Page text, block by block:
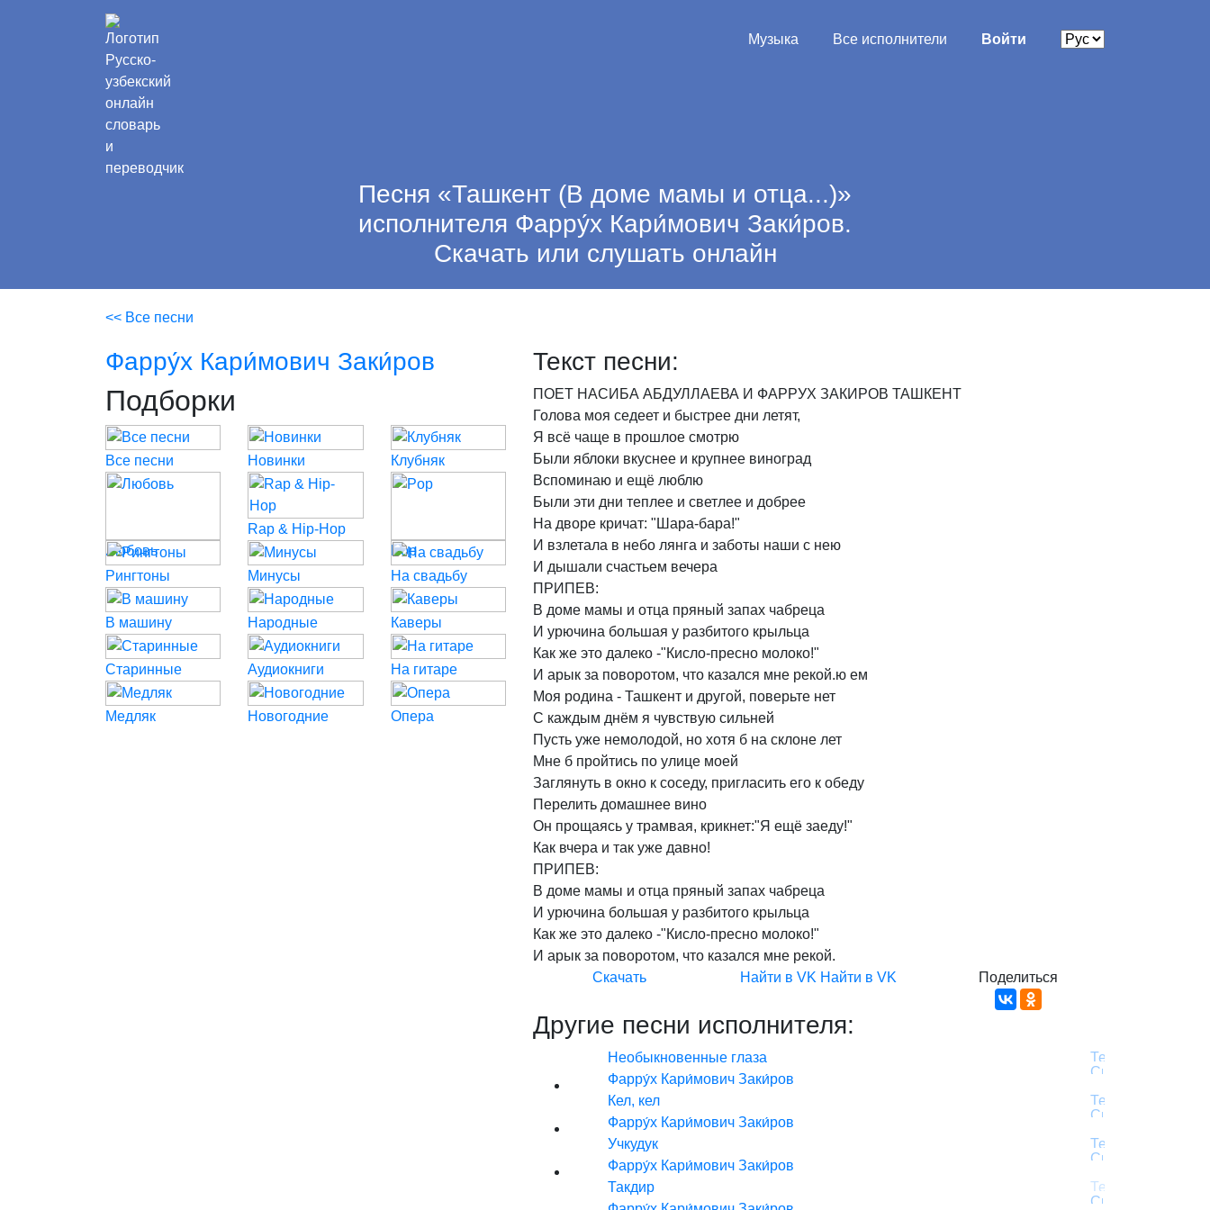
Музыка Все исполнители Войти
Песня «Ташкент (В доме мамы и отца...)»
исполнителя Фарру́х Кари́мович Заки́ров.
Скачать или слушать онлайн
<< Все песни
Текст песни:
ПОЕТ НАСИБА АБДУЛЛАЕВА И ФАРРУХ ЗАКИРОВ ТАШКЕНТ
Голова моя седеет и быстрее дни летят,
Я всё чаще в прошлое смотрю
Были яблоки вкуснее и крупнее виноград
Вспоминаю и ещё люблю
Были эти дни теплее и светлее и добрее
На дворе кричат: "Шара-бара!"
И взлетала в небо лянга и заботы наши с нею
И дышали счастьем вечера
ПРИПЕВ:
В доме мамы и отца пряный запах чабреца
И урючина большая у разбитого крыльца
Как же это далеко -"Кисло-пресно молоко!"
И арык за поворотом, что казался мне рекой.ю ем
Моя родина - Ташкент и другой, поверьте нет
С каждым днём я чувствую сильней
Пусть уже немолодой, но хотя б на склоне лет
Мне б пройтись по улице моей
Заглянуть в окно к соседу, пригласить его к обеду
Перелить домашнее вино
Он прощаясь у трамвая, крикнет:"Я ещё заеду!"
Как вчера и так уже давно!
ПРИПЕВ:
В доме мамы и отца пряный запах чабреца
И урючина большая у разбитого крыльца
Как же это далеко -"Кисло-пресно молоко!"
И арык за поворотом, что казался мне рекой.
Скачать
Найти в VK Найти в VK Поделиться
Другие песни исполнителя:
Необыкновенные глаза
Фарру́х Кари́мович Заки́ров
Кел, кел
Фарру́х Кари́мович Заки́ров
Учкудук
Фарру́х Кари́мович Заки́ров
Такдир
Фарру́х Кари́мович Заки́ров
Подборки
Все песни Новинки Клубняк
Любовь
Rap & Hip-Hop
Pop
Рингтоны
Минусы На свадьбу
В машину Народные Каверы
Старинные Аудиокниги На гитаре
Медляк Новогодние Опера